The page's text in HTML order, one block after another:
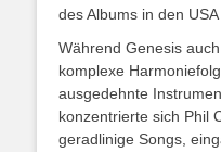
des Albums in den
Während Genesis
komplexe
ausgedehnte
konzentrierte sich Phil
geradlinige Songs,